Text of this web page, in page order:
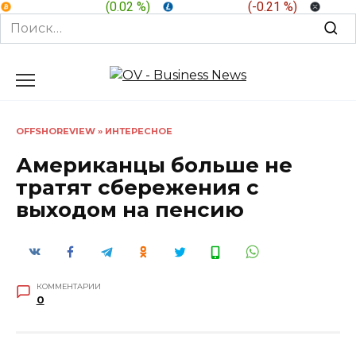
(0.02 %) (-0.21 %)
Search
for:
OFFSHOREVIEW » ИНТЕРЕСНОЕ
Американцы больше не
тратят сбережения с
выходом на пенсию
КОММЕНТАРИИ
0